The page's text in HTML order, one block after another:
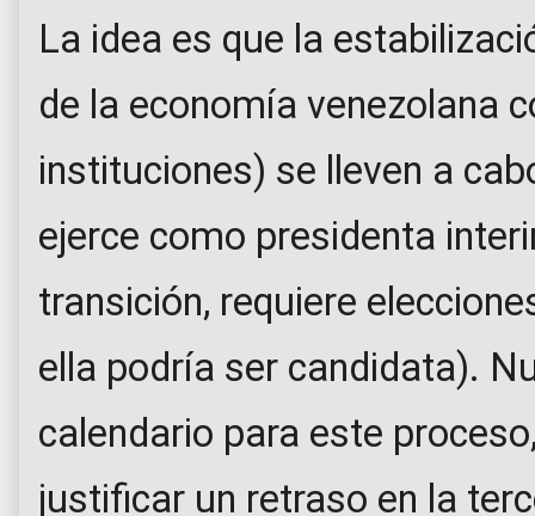
La idea es que la
de la economía venezolana
instituciones) se lleven a
ejerce como presidenta
transición, requiere
ella podría ser candidata).
calendario para este
justificar un retraso en la